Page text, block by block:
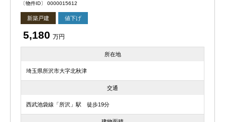
〔物件ID〕 0000015612
新築戸建 値下げ
5,180 万円
所在地
埼玉県所沢市大字北秋津
交通
西武池袋線「所沢」駅 徒歩19分